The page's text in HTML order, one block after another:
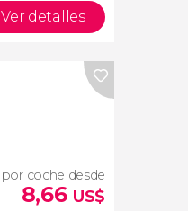
Ver detalles
por coche desde
8,66 US$